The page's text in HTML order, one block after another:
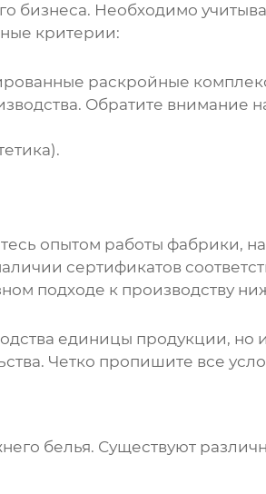
бизнеса. Необходимо
критерии:
раскройные
Обратите внимание
опытом работы фабрики,
сертификатов
подходе к производству
единицы продукции, но
Четко пропишите все
белья. Существуют